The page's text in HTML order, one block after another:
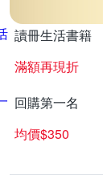
讀冊生活書籍
滿額再現折
回購第一名
均價$350